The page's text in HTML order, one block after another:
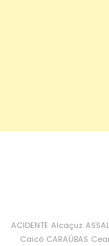
ACIDENTE Alcaçuz
Caicó CARAÚBAS